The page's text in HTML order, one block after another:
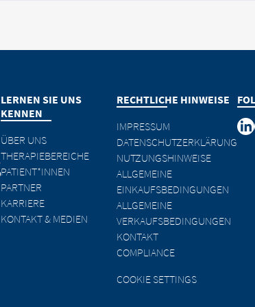
LERNEN SIE UNS
KENNEN
ÜBER UNS
THERAPIEBEREICHE
PATIENT*INNEN
PARTNER
KARRIERE
KONTAKT & MEDIEN
RECHTLICHE HINWEISE
IMPRESSUM
DATENSCHUTZERKLÄRUNG
NUTZUNGSHINWEISE
ALLGEMEINE
EINKAUFSBEDINGUNGEN
ALLGEMEINE
VERKAUFSBEDINGUNGEN
KONTAKT
COMPLIANCE
COOKIE SETTINGS